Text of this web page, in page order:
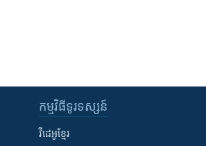
កម្មវិធី​ទូរទស្សន៍
វីដេអូ​ខ្មែរ